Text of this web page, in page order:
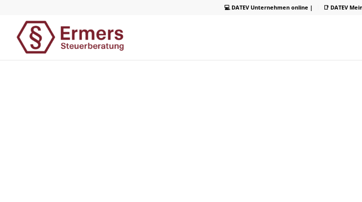
💻 DATEV Unternehmen online | 📑 DATEV